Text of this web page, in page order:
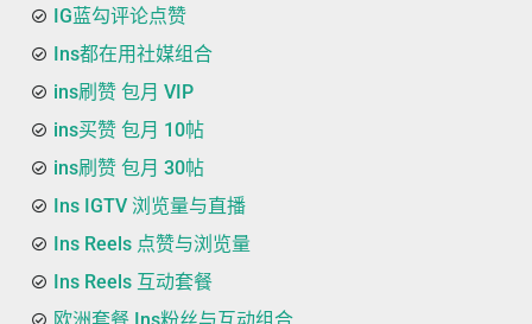
IG蓝勾评论点赞
Ins都在用社媒组合
ins刷赞 包月 VIP
ins买赞 包月 10帖
ins刷赞 包月 30帖
Ins IGTV 浏览量与直播
Ins Reels 点赞与浏览量
Ins Reels 互动套餐